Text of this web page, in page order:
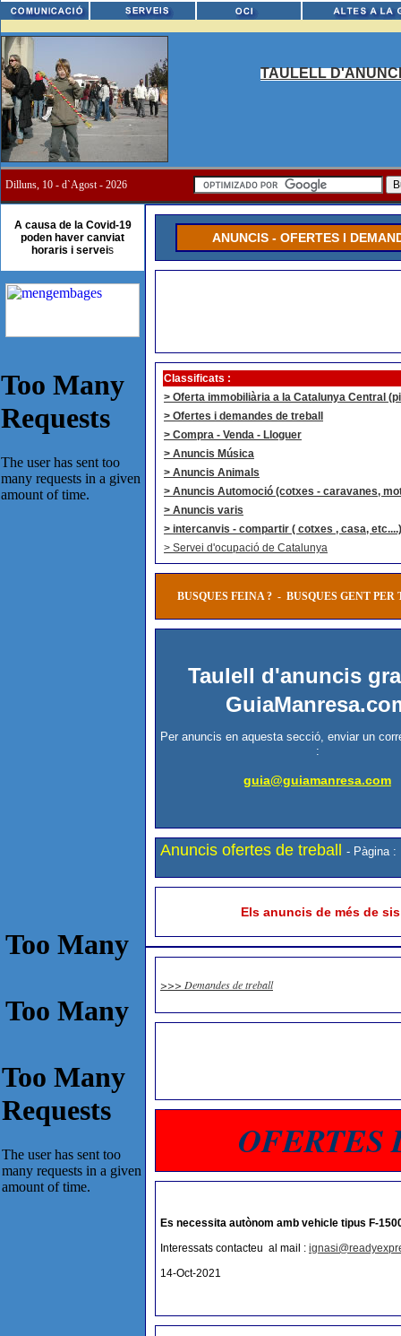
TAULELL
Dilluns, 10 - d`Agost - 2026
A causa de la Covid-19
poden haver canviat
horaris i serveis
ANUNCIS - OFERTES I
Classificats :
> Oferta immobiliària a la Catalunya Central
> Ofertes i demandes de treball
> Compra - Venda - Lloguer
> Anuncis Música
> Anuncis Animals
> Anuncis Automoció (cotxes - caravanes,
> Anuncis varis
> intercanvis - compartir ( cotxes , casa, etc....)
> Servei d'ocupació de Catalunya
BUSQUES FEINA ? - BUSQUES GENT
Taulell d'anuncis
Per anuncis en aquesta secció, enviar un
:
guia@guiamanresa.com
Anuncis ofertes de treball - Pàgina :
Els anuncis de més de
>>> Demandes de treball
OFERTES
Es necessita autònom amb vehicle tipus F-
Interessats contacteu al mail :
14-Oct-2021